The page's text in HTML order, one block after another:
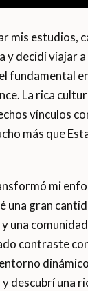
mis estudios,
y decidí viajar
fundamental
La rica
vínculos
más que
mi
una gran
una
contraste
descubrí una